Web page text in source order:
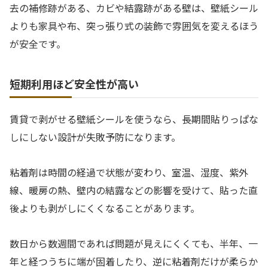
去の補修跡がある、カビや結露跡がある壁は、壁紙シール
よりも家具や布、突っ張り式の装飾で雰囲気を変えるほう
が安全です。
短期利用ほど安全性が高い
賃貸で剥がせる壁紙シールを使うなら、長期間貼りっぱな
しにしない設計が失敗予防になります。
粘着剤は時間の経過で状態が変わり、室温、湿度、紫外
線、暖房の熱、壁内の結露などの影響を受けて、貼った直
後よりも剥がしにくくなることがあります。
数日から数週間であれば問題が見えにくくても、半年、一
年と経つうちに端が固着したり、逆に粘着剤だけが柔らか